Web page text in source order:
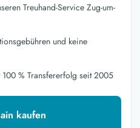
Treuhand-Service Zug-um-
und keine
% Transfererfolg seit 2005
kaufen